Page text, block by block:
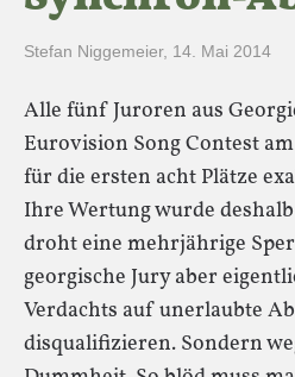
Stefan Niggemeier, 14. Mai 2014
Alle fünf Juroren aus
Eurovision Song Contest
für die ersten acht Plätze
Ihre Wertung wurde
droht eine mehrjährige
georgische Jury aber
Verdachts auf unerlaubte
disqualifizieren. Sondern